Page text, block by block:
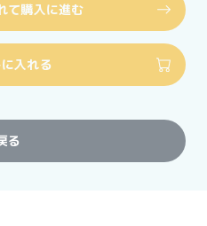
て購入に進む
入れる
る